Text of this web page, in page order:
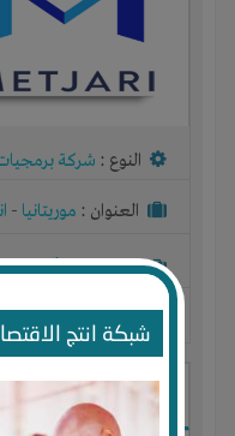
شبكة انتج
النوع : شركة
العنوان : موريتانيا -
يحتاج إلي :رأس المال
آخر نشاط : منذ 6 سنوات
منصة دفع